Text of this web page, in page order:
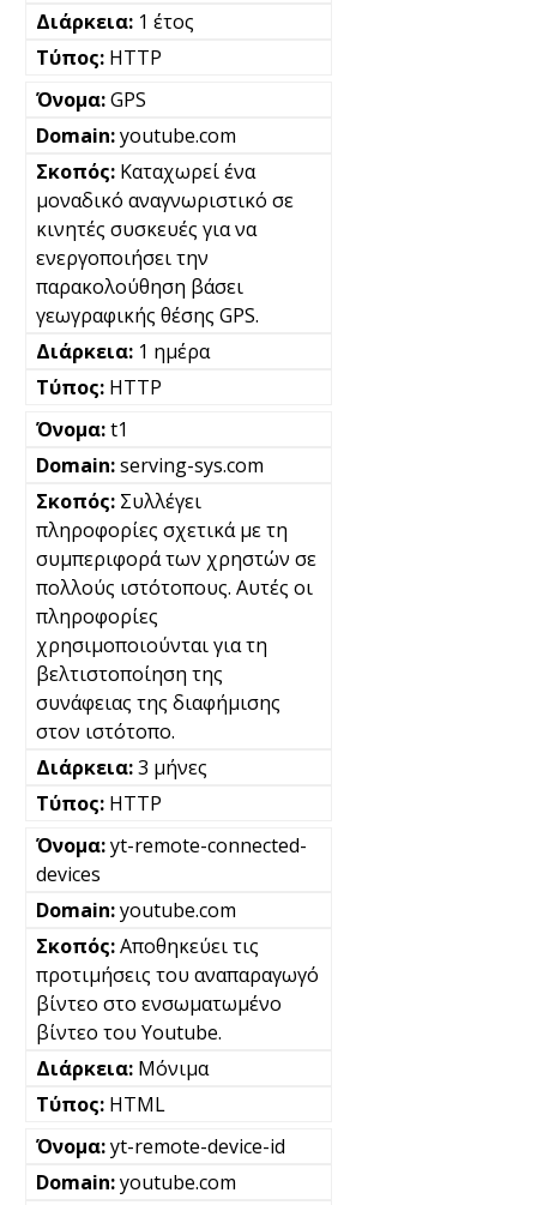
1 έτος
HTTP
GPS
youtube.com
Καταχωρεί ένα
μοναδικό αναγνωριστικό σε
κινητές συσκευές για να
ενεργοποιήσει την
παρακολούθηση βάσει
γεωγραφικής θέσης GPS.
1 ημέρα
HTTP
t1
serving-sys.com
Συλλέγει
πληροφορίες σχετικά με τη
συμπεριφορά των χρηστών σε
πολλούς ιστότοπους. Αυτές οι
πληροφορίες
χρησιμοποιούνται για τη
βελτιστοποίηση της
συνάφειας της διαφήμισης
στον ιστότοπο.
3 μήνες
HTTP
yt-remote-connected-
devices
youtube.com
Αποθηκεύει τις
προτιμήσεις του αναπαραγωγό
βίντεο στο ενσωματωμένο
βίντεο του Youtube.
Μόνιμα
HTML
yt-remote-device-id
youtube.com